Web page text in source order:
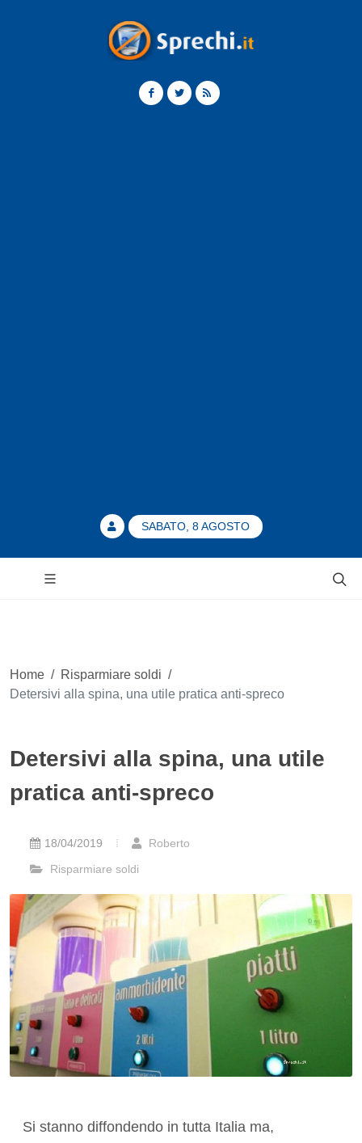
SABATO, 8 AGOSTO
Home / Risparmiare soldi /
Detersivi alla spina, una utile pratica anti-spreco
Detersivi alla spina, una utile
pratica anti-spreco
18/04/2019
Roberto
Risparmiare soldi
Si stanno diffondendo in tutta Italia ma,